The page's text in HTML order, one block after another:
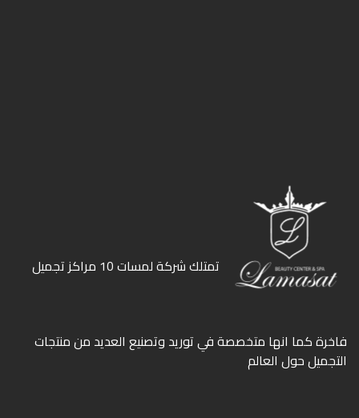
ﺗﻤﺘﻠﻚ ﺷﺮﻛﺔ ﻟﻤﺴﺎت 10 ﻣﺮاﻛﺰ ﺗﺠﻤﻴﻞ
ﻓﺎﺧﺮة كما انها ﻣﺘﺨﺼﺼﺔ ﻓﻲ ﺗﻮرﻳﺪ وﺗﺼﻨﻴﻊ اﻟﻌﺪﻳﺪ ﻣﻦ ﻣﻨﺘﺠﺎت
اﻟﺘﺠﻤﻴﻞ ﺣﻮل اﻟﻌﺎﻟﻢ